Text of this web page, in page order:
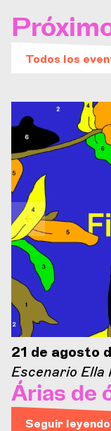
Todos los
21 de agosto
Escenario Ella
Árias de
Seguir leyendo